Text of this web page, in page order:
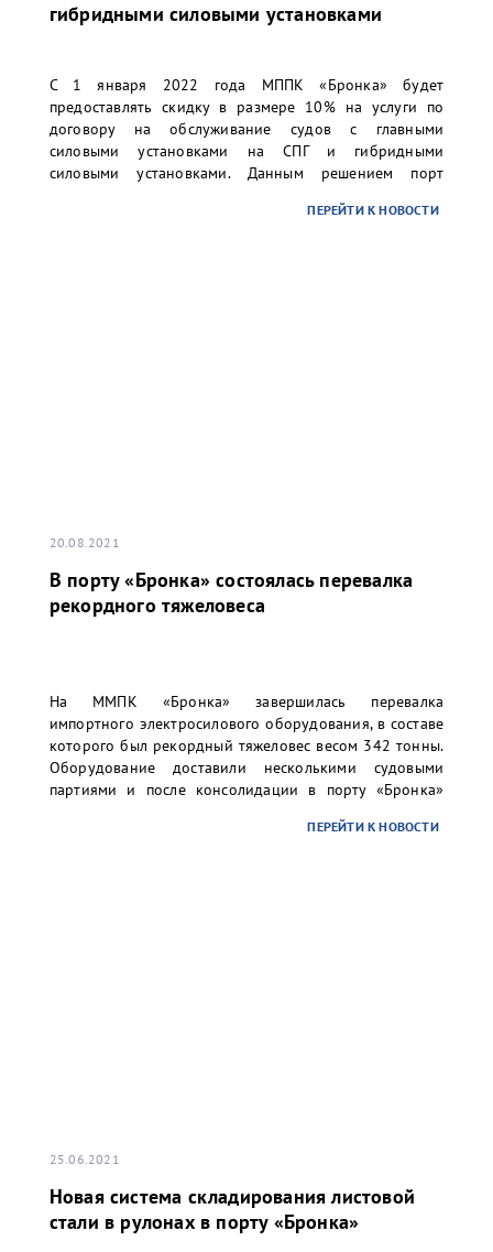
гибридными силовыми установками
С 1 января 2022 года МППК «Бронка» будет
предоставлять скидку в размере 10% на услуги по
договору на обслуживание судов с главными
силовыми установками на СПГ и гибридными
силовыми установками. Данным решением порт
по планомерному вводу в эксплуатацию наиболее
ПЕРЕЙТИ К НОВОСТИ
20.08.2021
В порту «Бронка» состоялась перевалка
рекордного тяжеловеса
На ММПК «Бронка» завершилась перевалка
импортного электросилового оборудования, в составе
которого был рекордный тяжеловес весом 342 тонны.
Оборудование доставили несколькими судовыми
партиями и после консолидации в порту «Бронка»
предприятий топливно-энергетического комплекса
ПЕРЕЙТИ К НОВОСТИ
25.06.2021
Новая система складирования листовой
стали в рулонах в порту «Бронка»